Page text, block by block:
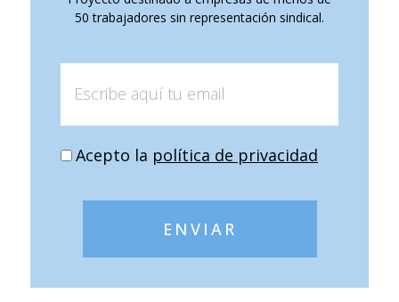
50 trabajadores sin representación sindical.
Acepto la política de privacidad
ENVIAR